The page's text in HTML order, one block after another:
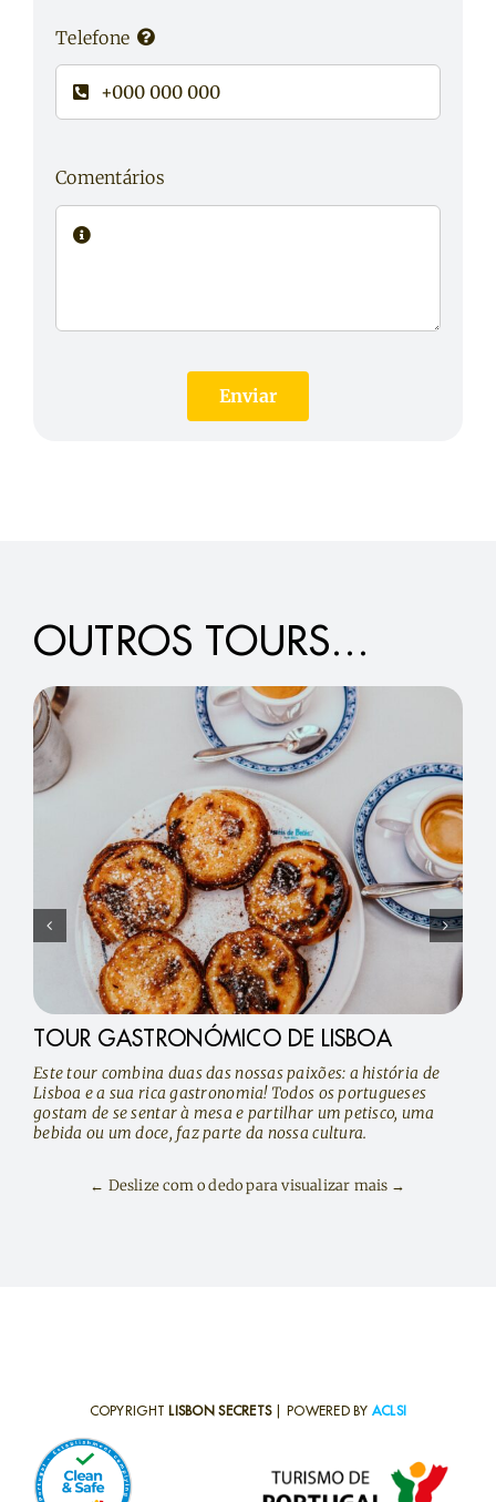
Telefone
Comentários
Enviar
OUTROS TOURS…
TOUR GASTRONÓMICO DE LISBOA
Este tour combina duas das nossas paixões: a história de
Lisboa e a sua rica gastronomia! Todos os portugueses
gostam de se sentar à mesa e partilhar um petisco, uma
bebida ou um doce, faz parte da nossa cultura.
← Deslize com o dedo para visualizar mais →
COPYRIGHT LISBON SECRETS| POWERED BY ACLSI